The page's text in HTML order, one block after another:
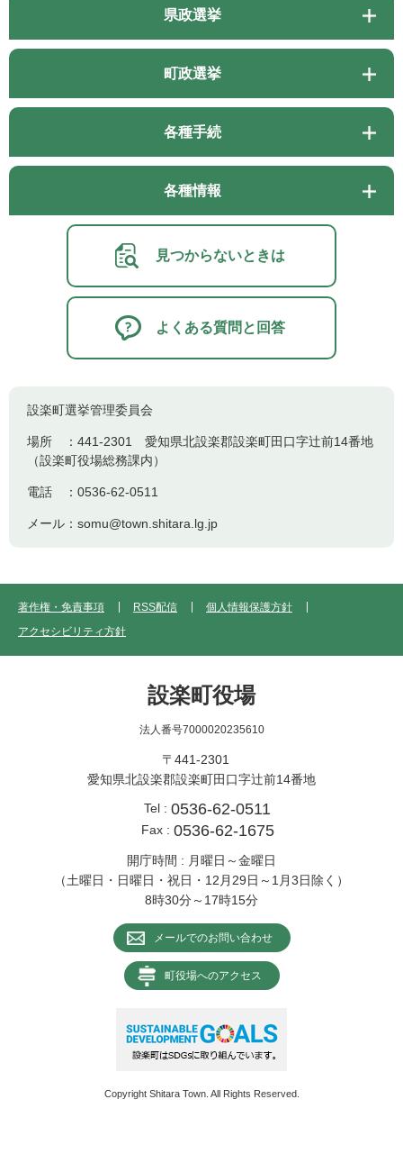
県政選挙
町政選挙
各種手続
各種情報
見つからないときは
よくある質問と回答
設楽町選挙管理委員会
場所 ：441-2301 愛知県北設楽郡設楽町田口字辻前14番地
（設楽町役場総務課内）
電話 ：0536-62-0511
メール：somu@town.shitara.lg.jp
著作権・免責事項 RSS配信
個人情報保護方針
アクセシビリティ方針
設楽町役場
法人番号7000020235610
〒441-2301
愛知県北設楽郡設楽町田口字辻前14番地
Tel : 0536-62-0511
Fax : 0536-62-1675
開庁時間 : 月曜日～金曜日
（土曜日・日曜日・祝日・12月29日～1月3日除く）
8時30分～17時15分
メールでのお問い合わせ
町役場へのアクセス
Copyright Shitara Town. All Rights Reserved.